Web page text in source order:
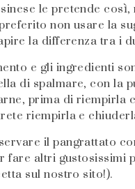
le pretende
non usare la
la differenza tra i
e gli ingredienti
di spalmare, con la
prima di riempirla
riempirla e
il pangrattato
fare altri gustosissimi
sul nostro sito!).